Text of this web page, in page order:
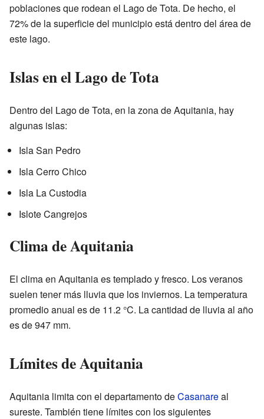
poblaciones que rodean el Lago de Tota. De hecho, el
72% de la superficie del municipio está dentro del área de
este lago.
Islas en el Lago de Tota
Dentro del Lago de Tota, en la zona de Aquitania, hay
algunas islas:
Isla San Pedro
Isla Cerro Chico
Isla La Custodia
Islote Cangrejos
Clima de Aquitania
El clima en Aquitania es templado y fresco. Los veranos
suelen tener más lluvia que los inviernos. La temperatura
promedio anual es de 11.2 °C. La cantidad de lluvia al año
es de 947 mm.
Límites de Aquitania
Aquitania limita con el departamento deCasanareal
sureste. También tiene límites con los siguientes